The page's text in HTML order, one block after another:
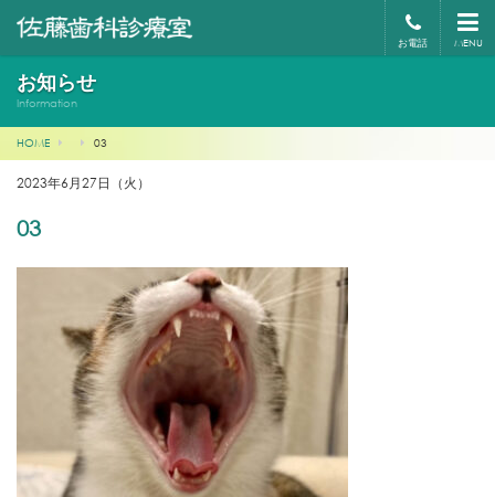
MENU
お電話
お知らせ
Information
HOME 03
2023年6月27日（火）
03